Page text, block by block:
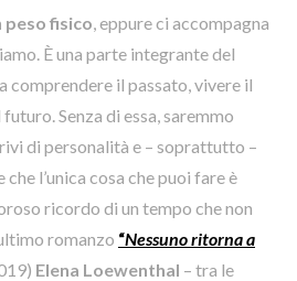
peso fisico , eppure ci accompagna
È una parte integrante del
comprendere il passato, vivere il
Senza di essa, saremmo
di personalità e – soprattutto –
l’unica cosa che puoi fare è
ricordo di un tempo che non
romanzo “Nessuno ritorna a
Elena Loewenthal – tra le